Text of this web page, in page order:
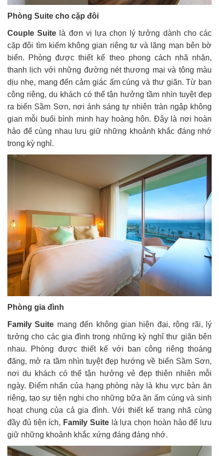
Phòng Suite cho cặp đôi
Couple Suite là đơn vị lựa chọn lý tưởng dành cho các
cặp đôi tìm kiếm không gian riêng tư và lãng mạn bên bờ
biển. Phòng được thiết kế theo phong cách nhã nhặn,
thanh lịch với những đường nét thương mại và tông màu
dịu nhẹ, mang đến cảm giác ấm cúng và thư giãn. Từ ban
công riêng, du khách có thể tận hưởng tầm nhìn tuyệt đẹp
ra biển Sầm Sơn, nơi ánh sáng tự nhiên tràn ngập không
gian mỗi buổi bình minh hay hoàng hôn. Đây là nơi hoàn
hảo để cùng nhau lưu giữ những khoảnh khắc đáng nhớ
trong kỳ nghỉ.
Phòng gia đình
Family Suite mang đến không gian hiện đại, rộng rãi, lý
tưởng cho các gia đình trong những kỳ nghỉ thư giãn bên
nhau. Phòng được thiết kế với ban công riêng thoáng
đãng, mở ra tầm nhìn tuyệt đẹp hướng về biển Sầm Sơn,
nơi du khách có thể tận hưởng vẻ đẹp thiên nhiên mỗi
ngày. Điểm nhấn của hạng phòng này là khu vực bàn ăn
riêng, tạo sự tiện nghi cho những bữa ăn ấm cúng và sinh
hoạt chung của cả gia đình. Với thiết kế trang nhã cùng
đầy đủ tiện ích, Family Suitelà lựa chọn hoàn hảo để lưu
giữ những khoảnh khắc xứng đáng đáng nhớ.